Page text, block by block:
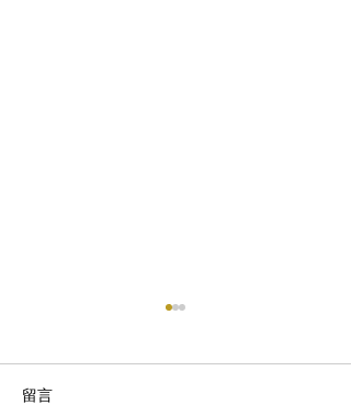
留言